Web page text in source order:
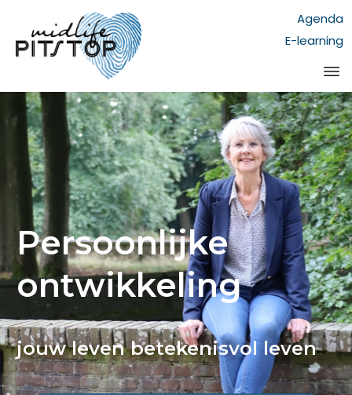
Agenda
E-learning
Persoonlijke
ontwikkeling
jouw leven betekenisvol leven